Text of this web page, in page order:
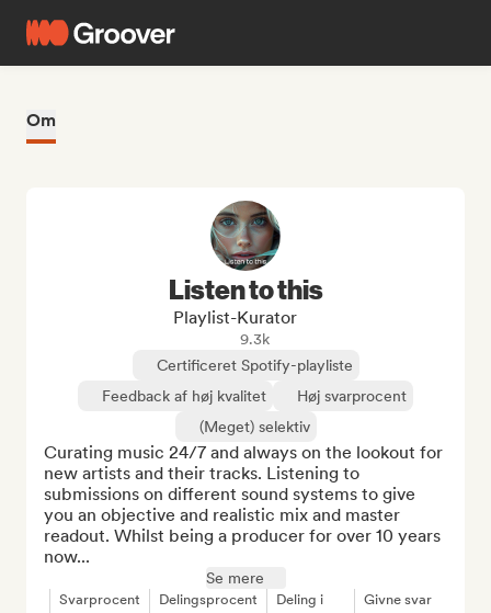
Om
Listen to this
Playlist-Kurator
9.3k
Certificeret Spotify-playliste
Feedback af høj kvalitet
Høj svarprocent
(Meget) selektiv
Curating music 24/7 and always on the lookout for
new artists and their tracks. Listening to
submissions on different sound systems to give
you an objective and realistic mix and master
readout. Whilst being a producer for over 10 years
now...
Se mere
Svarprocent Delingsprocent Deling i Givne svar